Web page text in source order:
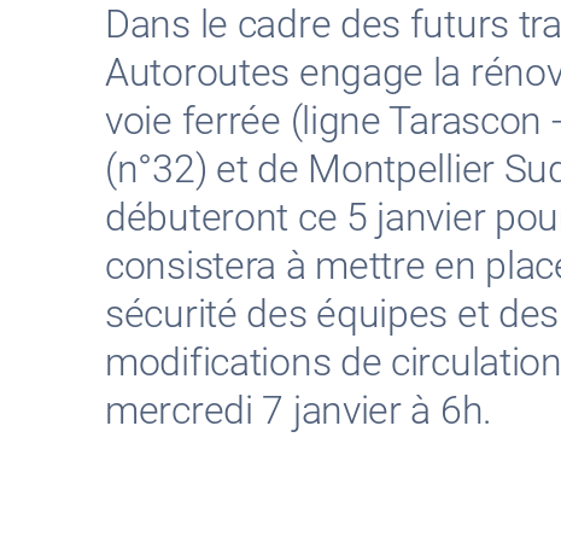
Dans le cadre des futurs
Autoroutes engage la
voie ferrée (ligne Tarascon
(n°32) et de Montpellier
débuteront ce 5 janvier
consistera à mettre en
sécurité des équipes et
modifications de
mercredi 7 janvier à 6h.